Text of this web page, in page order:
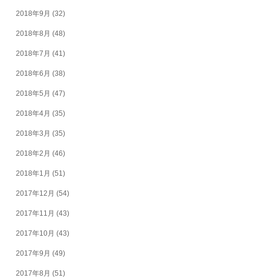
2018年9月 (32)
2018年8月 (48)
2018年7月 (41)
2018年6月 (38)
2018年5月 (47)
2018年4月 (35)
2018年3月 (35)
2018年2月 (46)
2018年1月 (51)
2017年12月 (54)
2017年11月 (43)
2017年10月 (43)
2017年9月 (49)
2017年8月 (51)